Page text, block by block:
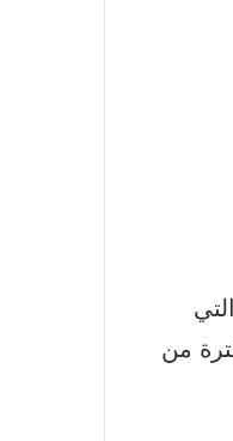
التي
من